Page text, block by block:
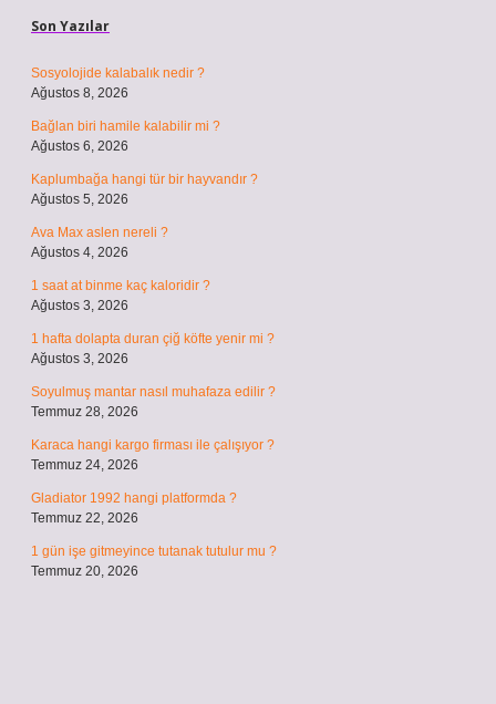
Son Yazılar
Sosyolojide kalabalık nedir ?
Ağustos 8, 2026
Bağlan biri hamile kalabilir mi ?
Ağustos 6, 2026
Kaplumbağa hangi tür bir hayvandır ?
Ağustos 5, 2026
Ava Max aslen nereli ?
Ağustos 4, 2026
1 saat at binme kaç kaloridir ?
Ağustos 3, 2026
1 hafta dolapta duran çiğ köfte yenir mi ?
Ağustos 3, 2026
Soyulmuş mantar nasıl muhafaza edilir ?
Temmuz 28, 2026
Karaca hangi kargo firması ile çalışıyor ?
Temmuz 24, 2026
Gladiator 1992 hangi platformda ?
Temmuz 22, 2026
1 gün işe gitmeyince tutanak tutulur mu ?
Temmuz 20, 2026